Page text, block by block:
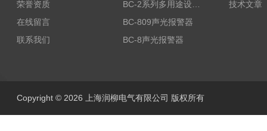
荣誉资质
在线留言
联系我们
BC-809声光报警器
BC-8声光报警器
技术文章
Copyright © 2026 上海润柳电气有限公司 版权所有